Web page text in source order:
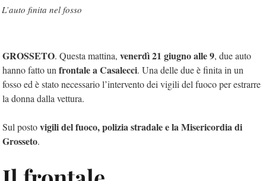
L’auto finita nel fosso
GROSSETO. Questa mattina, venerdì 21 giugno alle 9, due auto
hanno fatto un frontale a Casalecci. Una delle due è finita in un
fosso ed è stato necessario l’intervento dei vigili del fuoco per estrarre
la donna dalla vettura.
Sul postovigili del fuoco, polizia stradale e la Misericordia di
Grosseto.